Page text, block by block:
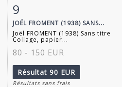
Fiche détaillée
9
JOËL FROMENT (1938) SANS...
Joël FROMENT (1938) Sans titre
Collage, papier...
80 - 150 EUR
Résultat 90 EUR
Résultats sans frais